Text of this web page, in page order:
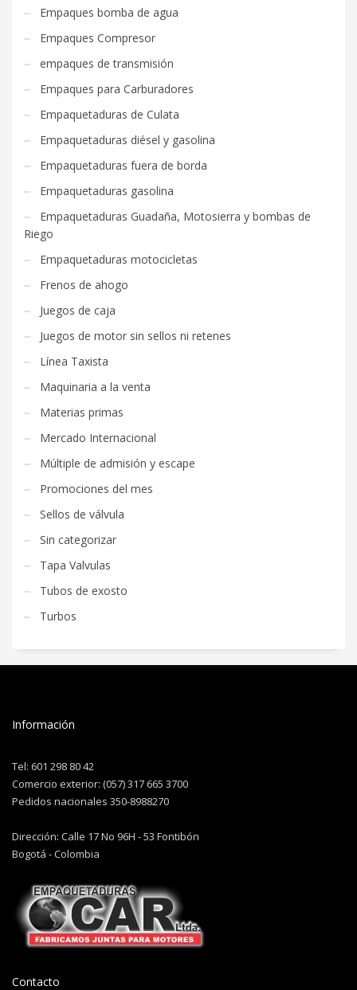
Empaques bomba de agua
Empaques Compresor
empaques de transmisión
Empaques para Carburadores
Empaquetaduras de Culata
Empaquetaduras diésel y gasolina
Empaquetaduras fuera de borda
Empaquetaduras gasolina
Empaquetaduras Guadaña, Motosierra y bombas de
Riego
Empaquetaduras motocicletas
Frenos de ahogo
Juegos de caja
Juegos de motor sin sellos ni retenes
Línea Taxista
Maquinaria a la venta
Materias primas
Mercado Internacional
Múltiple de admisión y escape
Promociones del mes
Sellos de válvula
Sin categorizar
Tapa Valvulas
Tubos de exosto
Turbos
Información
Tel: 601 298 80 42
Comercio exterior: (057) 317 665 3700
Pedidos nacionales 350-8988270
Dirección: Calle 17 No 96H - 53 Fontibón
Bogotá - Colombia
Contacto